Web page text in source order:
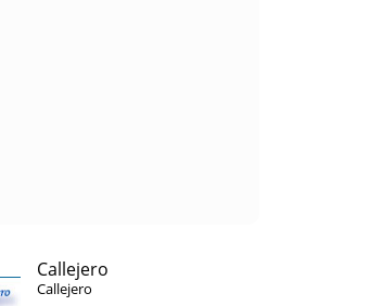
Callejero
Callejero